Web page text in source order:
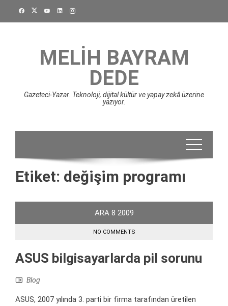
MELIH BAYRAM
DEDE
Gazeteci-Yazar. Teknoloji, dijital kültür ve yapay zekâ üzerine
yazıyor.
Etiket: değişim programı
ARA 8 2009
NO COMMENTS
ASUS bilgisayarlarda pil sorunu
Blog
ASUS, 2007 yılında 3. parti bir firma tarafından üretilen